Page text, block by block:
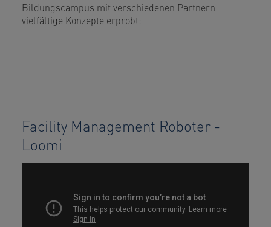
Bildungscampus mit verschiedenen Partnern
vielfältige Konzepte erprobt:
Facility Management Roboter -
Loomi